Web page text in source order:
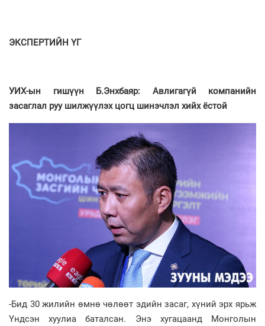
ЭКСПЕРТИЙН ҮГ
УИХ-ын гишүүн Б.Энхбаяр: Авлигагүй компанийн
засаглал руу шилжүүлэх цогц шинэчлэл хийх ёстой
-Бид 30 жилийн өмнө чөлөөт эдийн засаг, хүний эрх ярьж
Үндсэн хуулиа баталсан. Энэ хугацаанд Монголын